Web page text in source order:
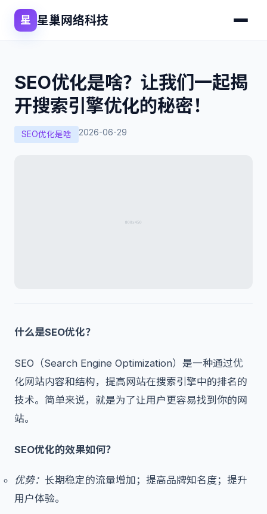
星 星巢网络科技
SEO优化是啥？让我们一起揭
开搜索引擎优化的秘密！
SEO优化是啥 2026-06-29
什么是SEO优化？
SEO（Search Engine Optimization）是一种通过优
化网站内容和结构，提高网站在搜索引擎中的排名的
技术。简单来说，就是为了让用户更容易找到你的网
站。
SEO优化的效果如何？
优势： 长期稳定的流量增加；提高品牌知名度；提升
用户体验。